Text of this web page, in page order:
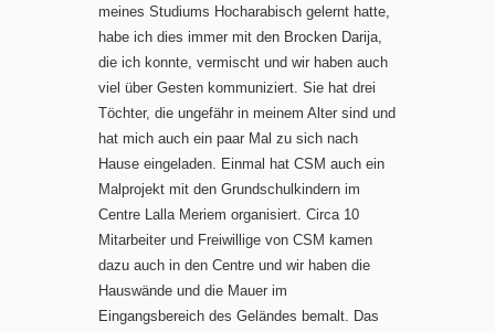
meines Studiums Hocharabisch gelernt hatte,
habe ich dies immer mit den Brocken Darija,
die ich konnte, vermischt und wir haben auch
viel über Gesten kommuniziert. Sie hat drei
Töchter, die ungefähr in meinem Alter sind und
hat mich auch ein paar Mal zu sich nach
Hause eingeladen. Einmal hat CSM auch ein
Malprojekt mit den Grundschulkindern im
Centre Lalla Meriem organisiert. Circa 10
Mitarbeiter und Freiwillige von CSM kamen
dazu auch in den Centre und wir haben die
Hauswände und die Mauer im
Eingangsbereich des Geländes bemalt. Das